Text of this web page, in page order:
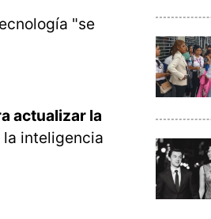
"se
actualizar la
la inteligencia